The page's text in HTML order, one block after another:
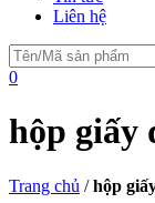
Liên hệ
0
hộp giấy
Trang chủ /hộp